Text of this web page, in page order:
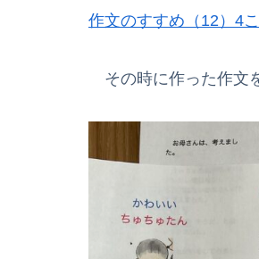
作文のすすめ（12）4
その時に作った作文